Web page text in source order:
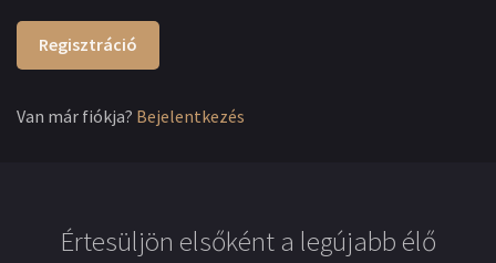
Regisztráció
Van már fiókja? Bejelentkezés
Értesüljön elsőként a legújabb élő